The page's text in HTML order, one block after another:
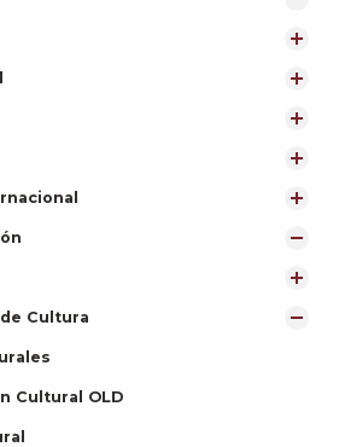
Cultura
Cultural OLD